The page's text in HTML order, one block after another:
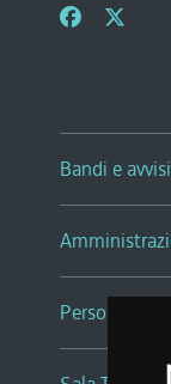
Bandi e avvisi
Persone e